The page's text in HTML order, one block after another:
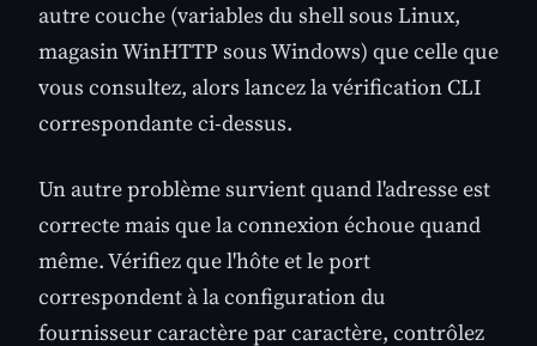
autre couche (variables du shell sous Linux,
magasin WinHTTP sous Windows) que celle que
vous consultez, alors lancez la vérification CLI
correspondante ci-dessus.
Un autre problème survient quand l'adresse est
correcte mais que la connexion échoue quand
même. Vérifiez que l'hôte et le port
correspondent à la configuration du
fournisseur caractère par caractère, contrôlez